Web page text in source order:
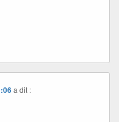
a dit :